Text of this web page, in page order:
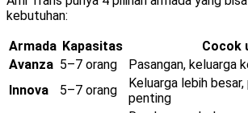
kebutuhan:
Armada Kapasitas
Cocok
Avanza 5–7 orang
Pasangan, keluarga
Innova
5–7 orang
Keluarga lebih
penting